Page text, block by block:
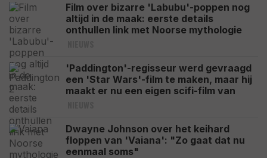
Film over bizarre 'Labubu'-poppen nog
altijd in de maak: eerste details
onthullen link met Noorse mythologie
'Paddington'-regisseur werd gevraagd
een 'Star Wars'-film te maken, maar hij
maakt er nu een eigen scifi-film van
Dwayne Johnson over het keihard
floppen van 'Vaiana': "Zo gaat dat nu
eenmaal soms"